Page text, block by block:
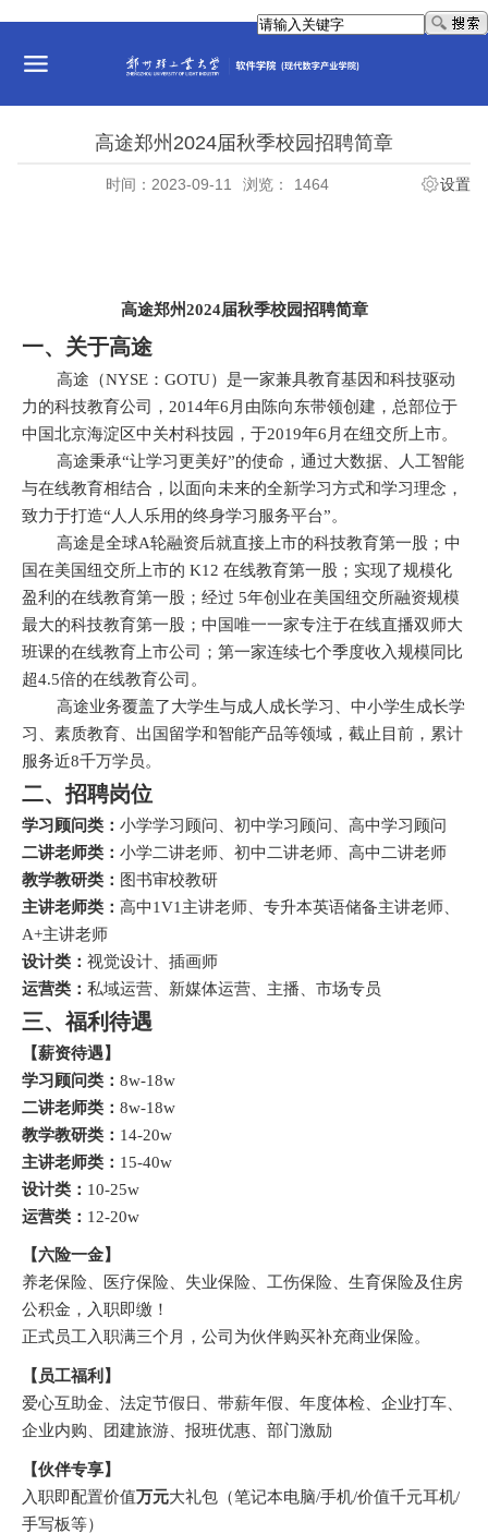
高途郑州2024届秋季校园招聘简章
时间：2023-09-11 浏览： 1464 设置
高途郑州2024届秋季校园招聘简章
一、关于高途
高途（NYSE： GOTU）是一家兼具教育基因和科技驱动
力的科技教育公司， 2014年6 月由陈向东带领创建，总部位于
中国北京海淀区中关村科技园，于2019年6 月在纽交所上市。
高途秉承“让学习更美好”的使命，通过大数据、人工智能
与在线教育相结合，以面向未来的全新学习方式和学习理念，
致力于打造“人人乐用的终身学习服务平台”。
高途是全球A轮融资后就直接上市的科技教育第一股；中
国在美国纽交所上市的 K12 在线教育第一股；实现了规模化
盈利的在线教育第一股；经过 5年创业在美国纽交所融资规模
最大的科技教育第一股；中国唯一一家专注于在线直播双师大
班课的在线教育上市公司；第一家连续七个季度收入规模同比
超4.5倍的在线教育公司。
高途业务覆盖了大学生与成人成长学习、中小学生成长学
习、素质教育、出国留学和智能产品等领域，截止目前，累计
服务近8千万学员。
二、招聘岗位
学习顾问类： 小学学习顾问、初中学习顾问、高中学习顾问
二讲老师类： 小学二讲老师、初中二讲老师、高中二讲老师
教学教研类： 图书审校教研
主讲老师类： 高中1V1 主讲老师、专升本英语储备主讲老师、
A+主讲老师
设计类： 视觉设计、插画师
运营类： 私域运营、新媒体运营、主播、市场专员
三、福利待遇
【薪资待遇】
学习顾问类： 8w-18w
二讲老师类： 8w-18w
教学教研类： 14-20w
主讲老师类： 15-40w
设计类： 10-25w
运营类： 12-20w
【六险一金】
养老保险、医疗保险、失业保险、工伤保险、生育保险及住房
公积金，入职即缴！
正式员工入职满三个月，公司为伙伴购买补充商业保险。
【员工福利】
爱心互助金、法定节假日、带薪年假、年度体检、企业打车、
企业内购、团建旅游、报班优惠、部门激励
【伙伴专享】
入职即配置价值万元大礼包（笔记本电脑/手机/价值千元耳机/
手写板等）